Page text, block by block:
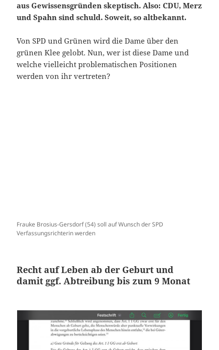
aus Gewissensgründen skeptisch. Also: CDU, Merz
und Spahn sind schuld. Soweit, so altbekannt.
Von SPD und Grünen wird die Dame über den
grünen Klee gelobt. Nun, wer ist diese Dame und
welche vielleicht problematischen Positionen
werden von ihr vertreten?
Frauke Brosius-Gersdorf (54) soll auf Wunsch der SPD
Verfassungsrichterin werden
Recht auf Leben ab der Geburt und
damit ggf. Abtreibung bis zum 9 Monat